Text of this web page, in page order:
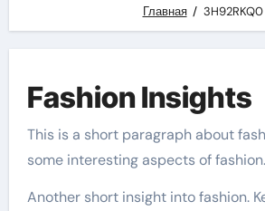
Главная 3H92RKQ0
Fashion Insights
This is a short paragraph about
some interesting aspects of fashion.
Another short insight into fashion.